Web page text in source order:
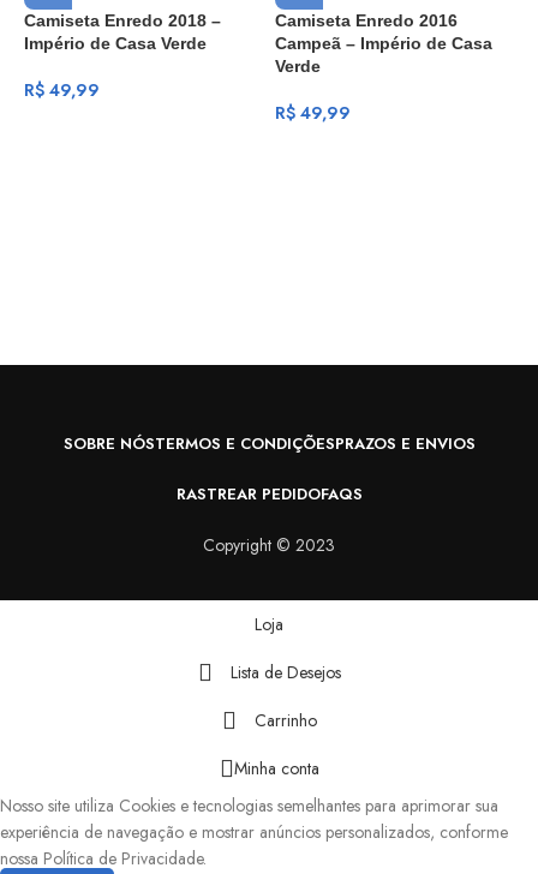
Camiseta Enredo 2018 –
Império de Casa Verde
R$ 49,99
Camiseta Enredo 2016
Campeã – Império de Casa
Verde
R$49,99
SOBRE NÓSTERMOS E CONDIÇÕESPRAZOS E ENVIOS
RASTREAR PEDIDOFAQS
Copyright © 2023
Loja
Lista de Desejos
Carrinho
Minha conta
Nosso site utiliza Cookies e tecnologias semelhantes para aprimorar sua
experiência de navegação e mostrar anúncios personalizados, conforme
nossa Política de Privacidade.